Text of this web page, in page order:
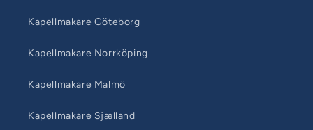
Kapellmakare Göteborg
Kapellmakare Norrköping
Kapellmakare Malmö
Kapellmakare Sjælland